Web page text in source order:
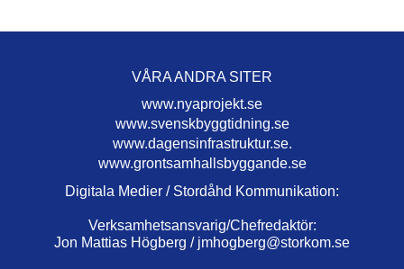
VÅRA ANDRA SITER
www.nyaprojekt.se
www.svenskbyggtidning.se
www.dagensinfrastruktur.se.
www.grontsamhallsbyggande.se
Digitala Medier / Stordåhd Kommunikation:
Verksamhetsansvarig/Chefredaktör:
Jon Mattias Högberg / jmhogberg@storkom.se